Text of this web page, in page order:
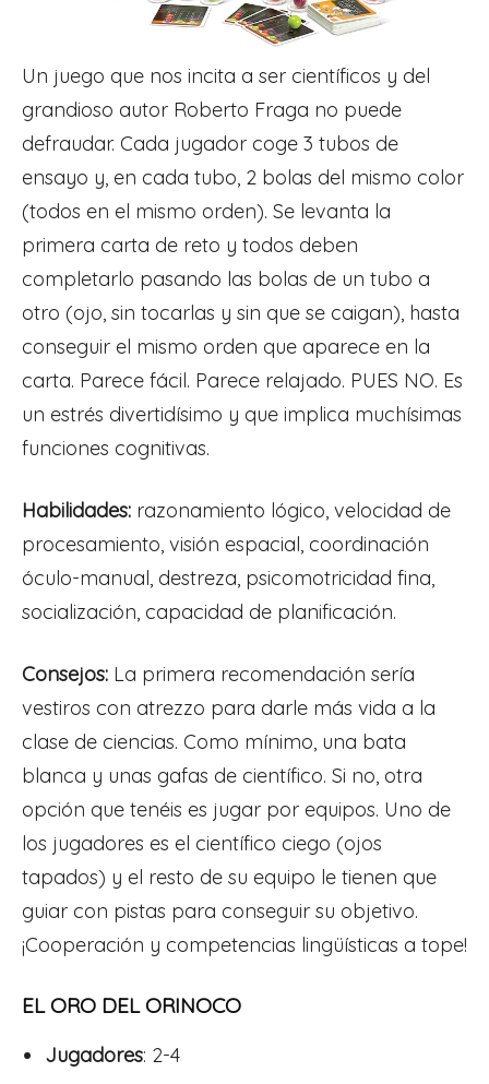
Un juego que nos incita a ser científicos y del
grandioso autor Roberto Fraga no puede
defraudar. Cada jugador coge 3 tubos de
ensayo y, en cada tubo, 2 bolas del mismo color
(todos en el mismo orden). Se levanta la
primera carta de reto y todos deben
completarlo pasando las bolas de un tubo a
otro (ojo, sin tocarlas y sin que se caigan), hasta
conseguir el mismo orden que aparece en la
carta. Parece fácil. Parece relajado. PUES NO. Es
un estrés divertidísimo y que implica muchísimas
funciones cognitivas.
Habilidades: razonamiento lógico, velocidad de
procesamiento, visión espacial, coordinación
óculo-manual, destreza, psicomotricidad fina,
socialización, capacidad de planificación.
Consejos: La primera recomendación sería
vestiros con atrezzo para darle más vida a la
clase de ciencias. Como mínimo, una bata
blanca y unas gafas de científico. Si no, otra
opción que tenéis es jugar por equipos. Uno de
los jugadores es el científico ciego (ojos
tapados) y el resto de su equipo le tienen que
guiar con pistas para conseguir su objetivo.
¡Cooperación y competencias lingüísticas a tope!
EL ORO DEL ORINOCO
Jugadores: 2-4